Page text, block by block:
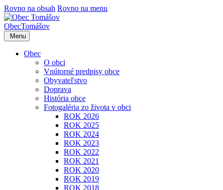
Rovno na obsah Rovno na menu
ObecTomášov
Menu
Obec
O obci
Vnútorné predpisy obce
Obyvateľstvo
Doprava
História obce
Fotogaléria zo života v obci
ROK 2026
ROK 2025
ROK 2024
ROK 2023
ROK 2022
ROK 2021
ROK 2020
ROK 2019
ROK 2018